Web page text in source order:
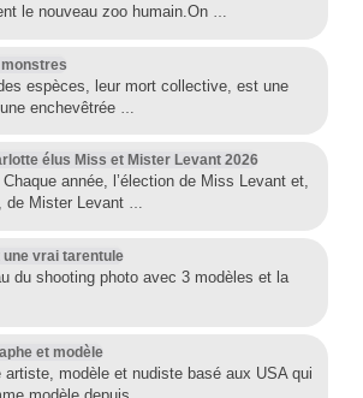
le nouveau zoo humain.On …
espèces, leur mort collective, est une
enchevêtrée
élus Miss et Mister Levant 2026
année, l’élection de Miss Levant et,
de Mister Levant …
une vrai tarentule
du shooting photo avec 3 modèles et la
et modèle
artiste, modèle et nudiste basé aux USA qui